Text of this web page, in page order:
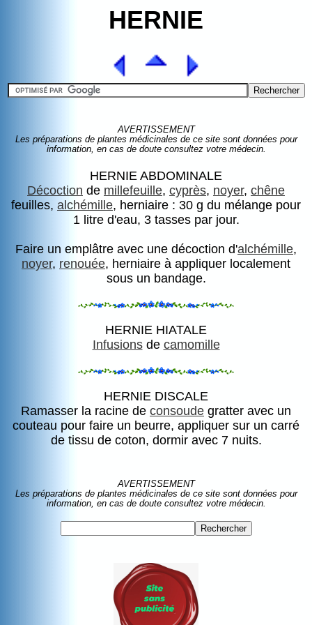
HERNIE
AVERTISSEMENT
Les préparations de plantes médicinales de ce site sont données pour
information, en cas de doute consultez votre médecin.
HERNIE ABDOMINALE
Décoction de millefeuille, cyprès, noyer, chêne
feuilles, alchémille, herniaire : 30 g du mélange pour
1 litre d'eau, 3 tasses par jour.
Faire un emplâtre avec une décoction d'alchémille,
noyer, renouée, herniaire à appliquer localement
sous un bandage.
HERNIE HIATALE
Infusionsde camomille
HERNIE DISCALE
Ramasser la racine de consoude gratter avec un
couteau pour faire un beurre, appliquer sur un carré
de tissu de coton, dormir avec 7 nuits.
AVERTISSEMENT
Les préparations de plantes médicinales de ce site sont données pour
information, en cas de doute consultez votre médecin.